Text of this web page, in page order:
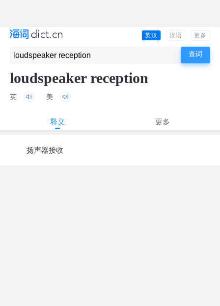
英汉 汉语 更多
loudspeaker reception
英 美
释义 更多
扬声器接收